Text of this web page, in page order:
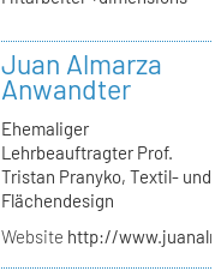
Juan Almarza
Anwandter
Ehemaliger
Lehrbeauftragter Prof.
Tristan Pranyko, Textil- und
Flächendesign
Website http://